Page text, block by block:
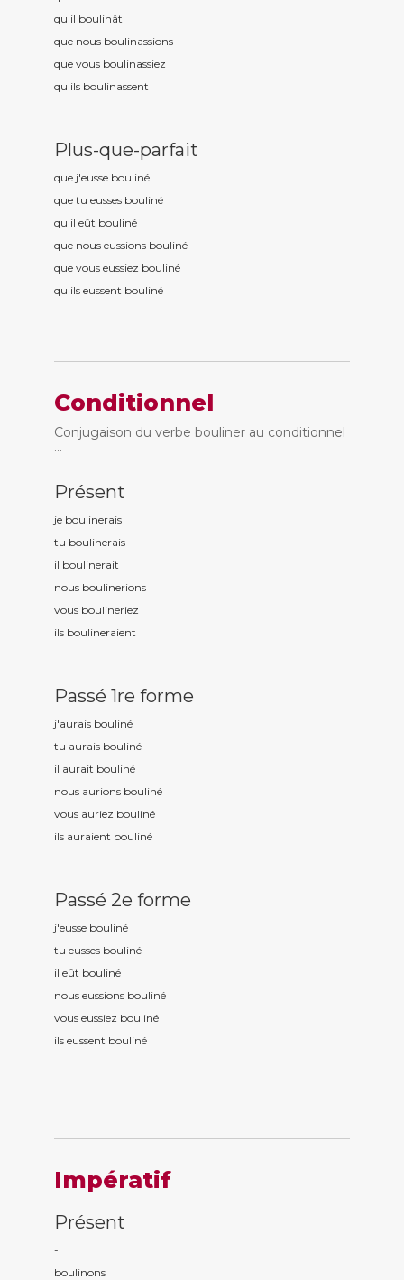
qu'il boulinât
que nous boulinassions
que vous boulinassiez
qu'ils boulinassent
Plus-que-parfait
que j'eusse bouliné
que tu eusses bouliné
qu'il eût bouliné
que nous eussions bouliné
que vous eussiez bouliné
qu'ils eussent bouliné
Conditionnel
Conjugaison du verbe bouliner au conditionnel
...
Présent
je boulinerais
tu boulinerais
il boulinerait
nous boulinerions
vous boulineriez
ils boulineraient
Passé 1re forme
j'aurais bouliné
tu aurais bouliné
il aurait bouliné
nous aurions bouliné
vous auriez bouliné
ils auraient bouliné
Passé 2e forme
j'eusse bouliné
tu eusses bouliné
il eût bouliné
nous eussions bouliné
vous eussiez bouliné
ils eussent bouliné
Impératif
Présent
-
boulinons